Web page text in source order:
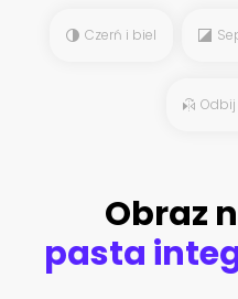
Czerń i biel
Obraz